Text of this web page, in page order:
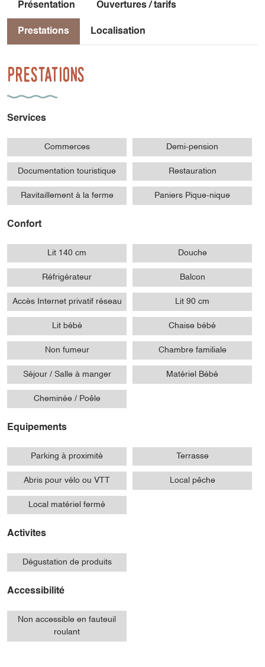
Présentation Ouvertures / tarifs
Prestations Localisation
Prestations
Services
Commerces Demi-pension
Documentation touristique Restauration
Ravitaillement à la ferme Paniers Pique-nique
Confort
Lit 140 cm Douche
Réfrigérateur Balcon
Accès Internet privatif réseau Lit 90 cm
Lit bébé Chaise bébé
Non fumeur Chambre familiale
Séjour / Salle à manger Matériel Bébé
Cheminée / Poêle
Equipements
Parking à proximité Terrasse
Abris pour vélo ou VTT Local pêche
Local matériel fermé
Activites
Dégustation de produits
Accessibilité
Non accessible en fauteuil
roulant